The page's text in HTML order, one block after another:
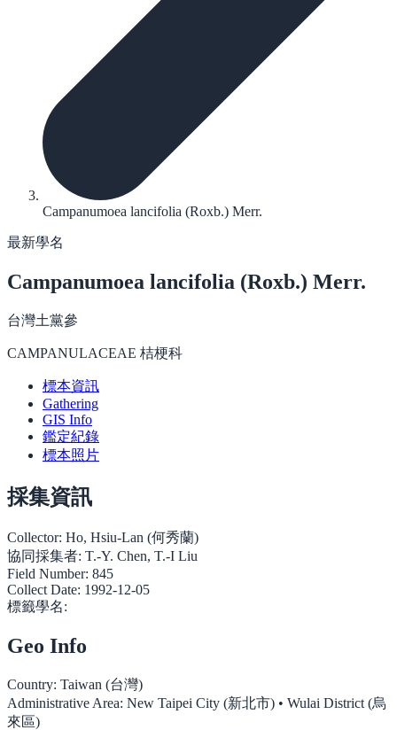
Campanumoea lancifolia (Roxb.) Merr.
最新學名
Campanumoea lancifolia (Roxb.) Merr.
台灣土黨參
CAMPANULACEAE 桔梗科
標本資訊
Gathering
GIS Info
鑑定紀錄
標本照片
採集資訊
Collector: Ho, Hsiu-Lan (何秀蘭)
協同採集者: T.-Y. Chen, T.-I Liu
Field Number: 845
Collect Date: 1992-12-05
標籤學名:
Geo Info
Country: Taiwan (台灣)
Administrative Area: New Taipei City (新北市) • Wulai District (烏
來區)